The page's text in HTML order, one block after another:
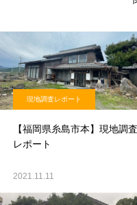
現地調査レポート
【福岡県糸島市本】現地調査
レポート
2021.11.11